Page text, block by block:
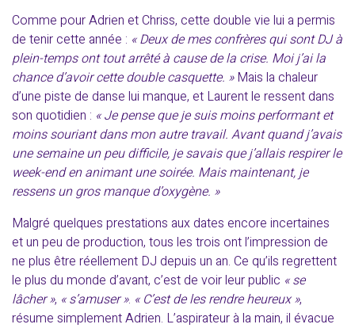
Comme pour Adrien et Chriss, cette double vie lui a permis
de tenir cette année : « Deux de mes confrères qui sont DJ à
plein-temps ont tout arrêté à cause de la crise. Moi j’ai la
chance d’avoir cette double casquette. »Mais la chaleur
d’une piste de danse lui manque, et Laurent le ressent dans
son quotidien : « Je pense que je suis moins performant et
moins souriant dans mon autre travail. Avant quand j’avais
une semaine un peu difficile, je savais que j’allais respirer le
week-end en animant une soirée. Mais maintenant, je
ressens un gros manque d’oxygène. »
Malgré quelques prestations aux dates encore incertaines
et un peu de production, tous les trois ont l’impression de
ne plus être réellement DJ depuis un an. Ce qu’ils regrettent
le plus du monde d’avant, c’est de voir leur public « se
lâcher », « s’amuser ». « C’est de les rendre heureux »,
résume simplement Adrien. L’aspirateur à la main, il évacue